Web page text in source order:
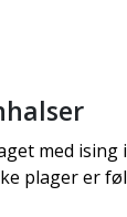
med ising
plager er